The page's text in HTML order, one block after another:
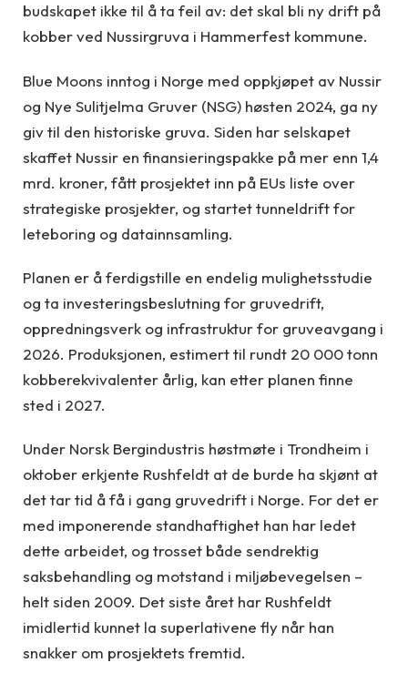
budskapet ikke til å ta feil av: det skal bli ny drift på
kobber ved Nussirgruva i Hammerfest kommune.
Blue Moons inntog i Norge med oppkjøpet av Nussir
og Nye Sulitjelma Gruver (NSG) høsten 2024, ga ny
giv til den historiske gruva. Siden har selskapet
skaffet Nussir en finansieringspakke på mer enn 1,4
mrd. kroner, fått prosjektet inn på EUs liste over
strategiske prosjekter, og startet tunneldrift for
leteboring og datainnsamling.
Planen er å ferdigstille en endelig mulighetsstudie
og ta investeringsbeslutning for gruvedrift,
oppredningsverk og infrastruktur for gruveavgang i
2026. Produksjonen, estimert til rundt 20 000 tonn
kobberekvivalenter årlig, kan etter planen finne
sted i 2027.
Under Norsk Bergindustris høstmøte i Trondheim i
oktober erkjente Rushfeldt at de burde ha skjønt at
det tar tid å få i gang gruvedrift i Norge. For det er
med imponerende standhaftighet han har ledet
dette arbeidet, og trosset både sendrektig
saksbehandling og motstand i miljøbevegelsen –
helt siden 2009. Det siste året har Rushfeldt
imidlertid kunnet la superlativene fly når han
snakker om prosjektets fremtid.